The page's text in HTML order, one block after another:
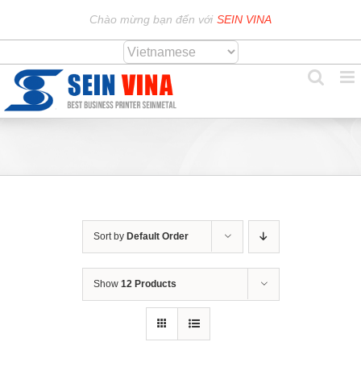
content
Chào mừng bạn đến với SEIN VINA
Sort by Default Order
Show 12 Products